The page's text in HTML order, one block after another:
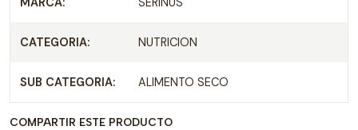
CATEGORIA: NUTRICION
SUB CATEGORIA: ALIMENTO SECO
COMPARTIR ESTE PRODUCTO